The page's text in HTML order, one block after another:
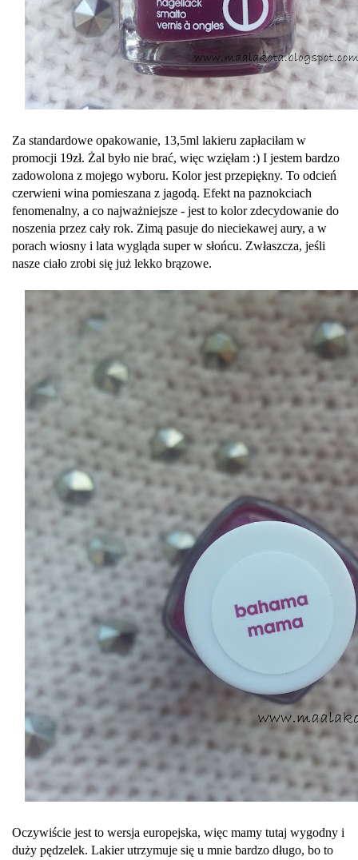
Za standardowe opakowanie, 13,5ml lakieru zapłaciłam w
promocji 19zł. Żal było nie brać, więc wzięłam :) I jestem bardzo
zadowolona z mojego wyboru. Kolor jest przepiękny. To odcień
czerwieni wina pomieszana z jagodą. Efekt na paznokciach
fenomenalny, a co najważniejsze - jest to kolor zdecydowanie do
noszenia przez cały rok. Zimą pasuje do nieciekawej aury, a w
porach wiosny i lata wygląda super w słońcu. Zwłaszcza, jeśli
nasze ciało zrobi się już lekko brązowe.
Oczywiście jest to wersja europejska, więc mamy tutaj wygodny i
duży pędzelek. Lakier utrzymuje się u mnie bardzo długo, bo to